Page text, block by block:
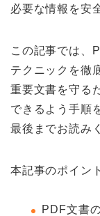
必要な情報を安
この記事では、
テクニックを徹
重要文書を守る
できるよう手順
最後までお読み
本記事のポイン
PDF文書